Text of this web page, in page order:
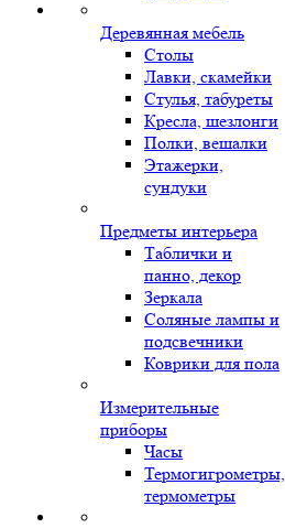
Деревянная мебель
Столы
Лавки, скамейки
Стулья, табуреты
Кресла, шезлонги
Полки, вешалки
Этажерки,
сундуки
Предметы интерьера
Таблички и
панно, декор
Зеркала
Соляные лампы и
подсвечники
Коврики для пола
Измерительные
приборы
Часы
Термогигрометры,
термометры